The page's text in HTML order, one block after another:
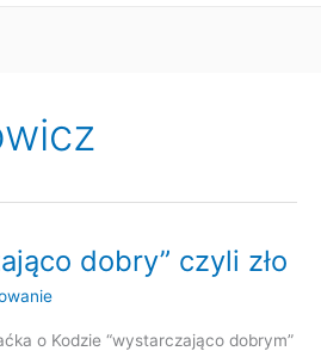
dobry” czyli zło
o Kodzie “wystarczająco dobrym”